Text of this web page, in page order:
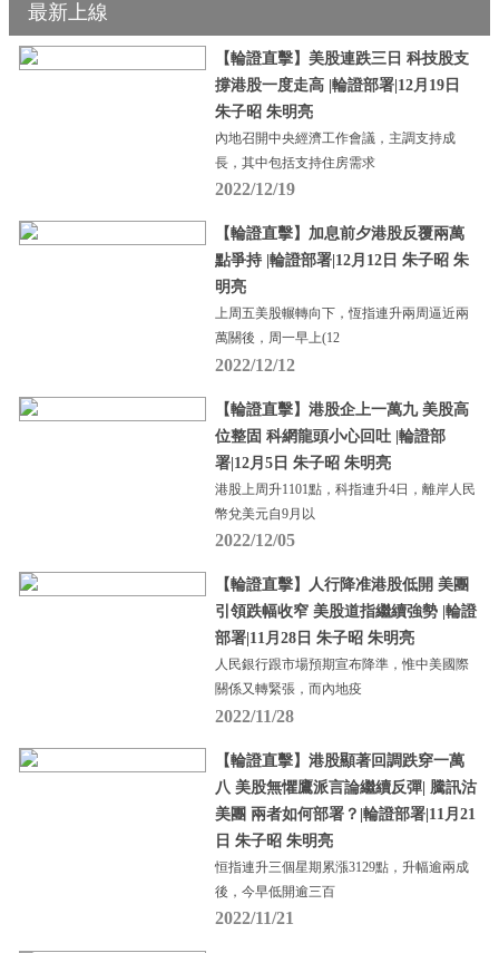
最新上線
【輪證直擊】美股連跌三日 科技股支
撐港股一度走高 |輪證部署|12月19日
朱子昭 朱明亮
內地召開中央經濟工作會議，主調支持成
長，其中包括支持住房需求
2022/12/19
【輪證直擊】加息前夕港股反覆兩萬
點爭持 |輪證部署|12月12日 朱子昭 朱
明亮
上周五美股輾轉向下，恆指連升兩周逼近兩
萬關後，周一早上(12
2022/12/12
【輪證直擊】港股企上一萬九 美股高
位整固 科網龍頭小心回吐 |輪證部
署|12月5日 朱子昭 朱明亮
港股上周升1101點，科指連升4日，離岸人民
幣兌美元自9月以
2022/12/05
【輪證直擊】人行降准港股低開 美團
引領跌幅收窄 美股道指繼續強勢 |輪證
部署|11月28日 朱子昭 朱明亮
人民銀行跟市場預期宣布降準，惟中美國際
關係又轉緊張，而內地疫
2022/11/28
【輪證直擊】港股顯著回調跌穿一萬
八 美股無懼鷹派言論繼續反彈| 騰訊沽
美團 兩者如何部署？|輪證部署|11月21
日 朱子昭 朱明亮
恒指連升三個星期累漲3129點，升幅逾兩成
後，今早低開逾三百
2022/11/21